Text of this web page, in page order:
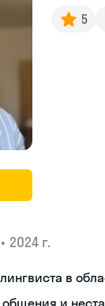
5
• 2024 г.
в
общения и